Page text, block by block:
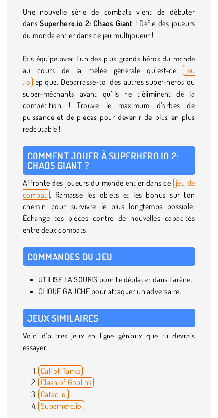
Une nouvelle série de combats vient de débuter
dansSuperhero.io 2: Chaos Giant ! Défie des joueurs
du monde entier dans ce jeu multijoueur !
Fais équipe avec l’un des plus grands héros du monde
au cours de la mêlée générale qu’est-ce jeu
.io épique. Débarrasse-toi des autres super-héros ou
super-méchants avant qu’ils ne t’éliminent de la
compétition ! Trouve le maximum d’orbes de
puissance et de pièces pour devenir de plus en plus
redoutable !
COMMENT JOUER À SUPERHERO.IO 2:
CHAOS GIANT ?
Affronte des joueurs du monde entier dans ce jeu de
combat . Ramasse les objets et les bonus sur ton
chemin pour survivre le plus longtemps possible.
Échange tes pièces contre de nouvelles capacités
entre deux combats.
COMMANDES DU JEU
UTILISE LA SOURIS pour te déplacer dans l’arène.
CLIQUE GAUCHE pour attaquer un adversaire.
JEUX SIMILAIRES
Voici d’autres jeux en ligne géniaux que tu devrais
essayer.
Call of Tanks
Clash of Goblins
Catac.io
Superhero.io